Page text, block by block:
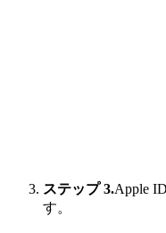
ステップ 3.Apple
す。